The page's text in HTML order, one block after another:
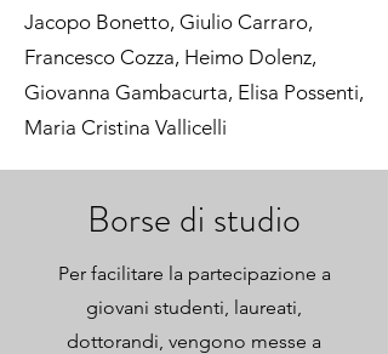
Jacopo Bonetto, Giulio Carraro,
Francesco Cozza, Heimo Dolenz,
Giovanna Gambacurta, Elisa Possenti,
Maria Cristina Vallicelli
Borse di studio
Per facilitare la partecipazione a
giovani studenti, laureati,
dottorandi, vengono messe a